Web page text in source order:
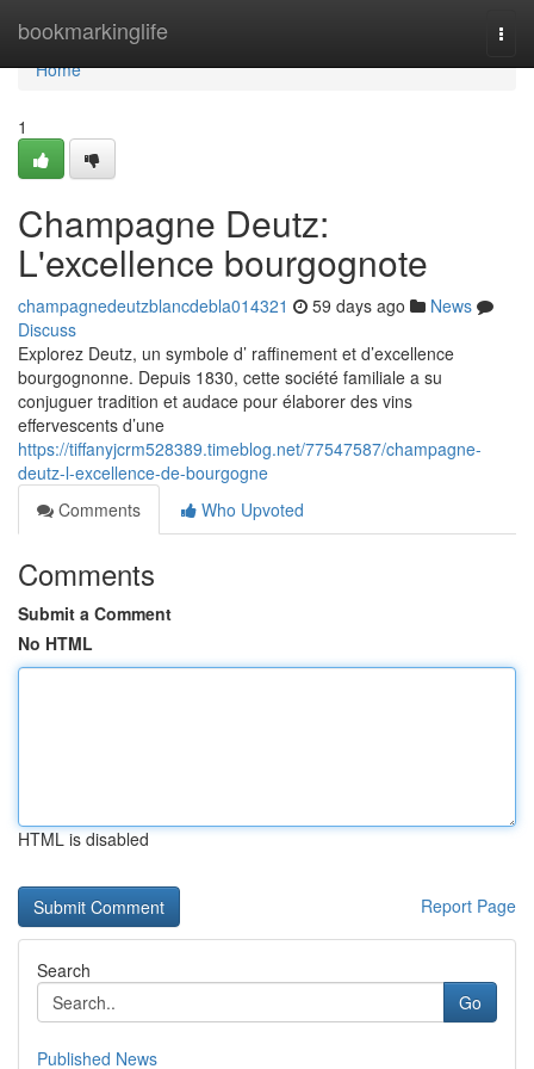
bookmarkinglife
Home
Home
1
Champagne Deutz:
L'excellence bourgognote
champagnedeutzblancdebla014321 59 days ago
News
Discuss
Explorez Deutz, un symbole d’ raffinement et d’excellence
bourgognonne. Depuis 1830, cette société familiale a su
conjuguer tradition et audace pour élaborer des vins
effervescents d’une
https://tiffanyjcrm528389.timeblog.net/77547587/champagne-
deutz-l-excellence-de-bourgogne
Comments
Who Upvoted
Comments
Submit a Comment
No HTML
HTML is disabled
Report Page
Search
Go
Published News